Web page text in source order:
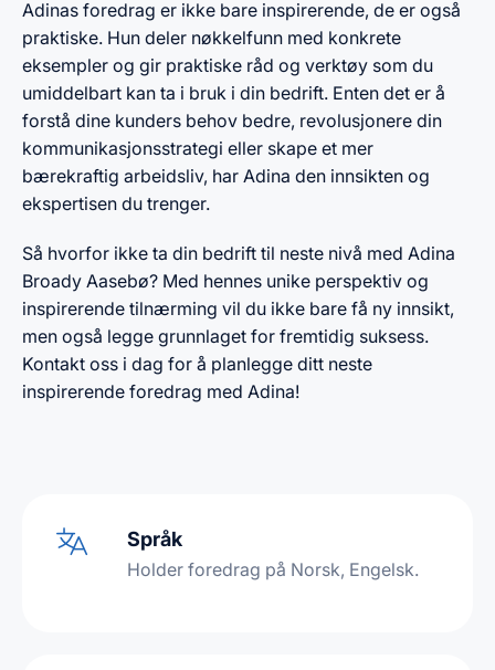
Adinas foredrag er ikke bare inspirerende, de er også
praktiske. Hun deler nøkkelfunn med konkrete
eksempler og gir praktiske råd og verktøy som du
umiddelbart kan ta i bruk i din bedrift. Enten det er å
forstå dine kunders behov bedre, revolusjonere din
kommunikasjonsstrategi eller skape et mer
bærekraftig arbeidsliv, har Adina den innsikten og
ekspertisen du trenger.
Så hvorfor ikke ta din bedrift til neste nivå med Adina
Broady Aasebø? Med hennes unike perspektiv og
inspirerende tilnærming vil du ikke bare få ny innsikt,
men også legge grunnlaget for fremtidig suksess.
Kontakt oss i dag for å planlegge ditt neste
inspirerende foredrag med Adina!
Språk
Holder foredrag på Norsk, Engelsk.